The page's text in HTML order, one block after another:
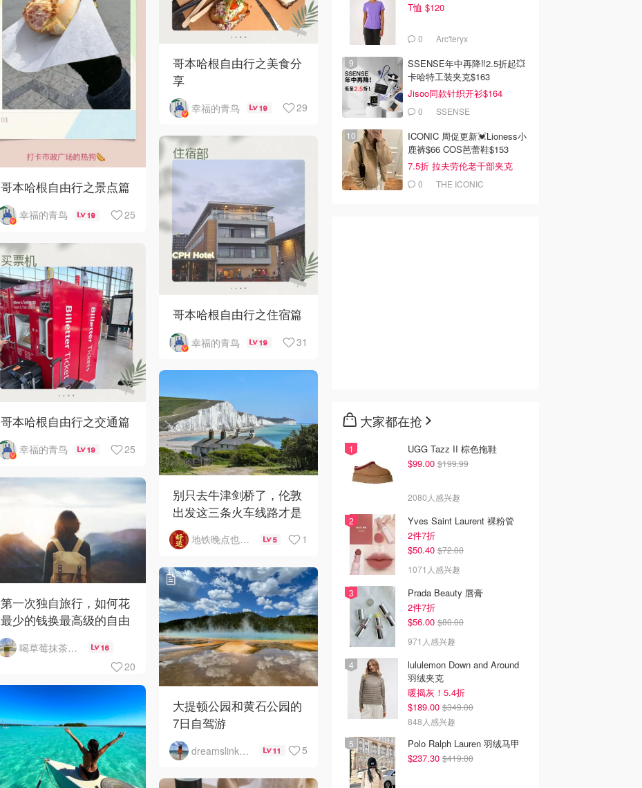
哥本哈根自由行之景点篇
幸福的青鸟 19 25
哥本哈根自由行之美食分
享
幸福的青鸟 19 29
哥本哈根自由行之住宿篇
幸福的青鸟 19 31
哥本哈根自由行之交通篇
幸福的青鸟 19 25
别只去牛津剑桥了，伦敦
出发这三条火车线路才是
绝美
地铁晚点也要上班 5 1
第一次独自旅行，如何花
最少的钱换最高级的自由
喝草莓抹茶瘦5斤 16
20
大提顿公园和黄石公园的
7日自驾游
dreamslink523 11 5
T恤 $120
0 Arc'teryx
SSENSE年中再降‼️2.5折起💥
卡哈特工装夹克$163
Jisoo同款针织开衫$164
0 SSENSE
ICONIC 周促更新💓Lioness小
鹿裤$66 COS芭蕾鞋$153
7.5折 拉夫劳伦老干部夹克
$4190 THE ICONIC
大家都在抢
UGG Tazz II 棕色拖鞋
$99.00 $199.99
2080人感兴趣
Yves Saint Laurent 裸粉管
2件7折
$50.40 $72.00
1071人感兴趣
Prada Beauty 唇膏
2件7折
$56.00 $80.00
971人感兴趣
lululemon Down and Around
羽绒夹克
暖揭灰！5.4折
$189.00 $349.00
848人感兴趣
Polo Ralph Lauren 羽绒马甲
$237.30 $419.00